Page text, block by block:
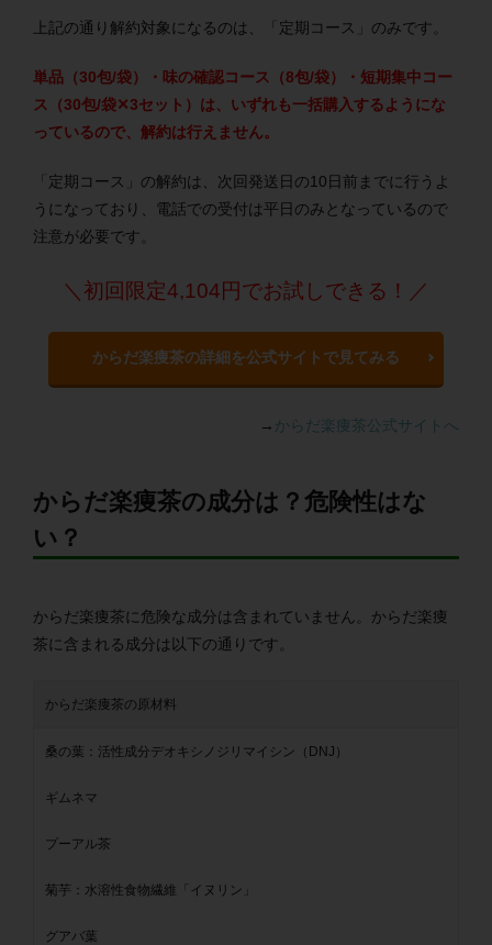
上記の通り解約対象になるのは、「定期コース」のみです。
単品（30包/袋）・味の確認コース（8包/袋）・短期集中コー
ス（30包/袋✕3セット）は、いずれも一括購入するようにな
っているので、解約は行えません。
「定期コース」の解約は、次回発送日の10日前までに行うよ
うになっており、電話での受付は平日のみとなっているので
注意が必要です。
＼初回限定4,104円でお試しできる！／
からだ楽痩茶の詳細を公式サイトで見てみる
→ からだ楽痩茶公式サイトへ
からだ楽痩茶の成分は？危険性はな
い？
からだ楽痩茶に危険な成分は含まれていません。からだ楽痩
茶に含まれる成分は以下の通りです。
からだ楽痩茶の原材料
桑の葉：活性成分デオキシノジリマイシン（DNJ）
ギムネマ
プーアル茶
菊芋：水溶性食物繊維「イヌリン」
グアバ葉